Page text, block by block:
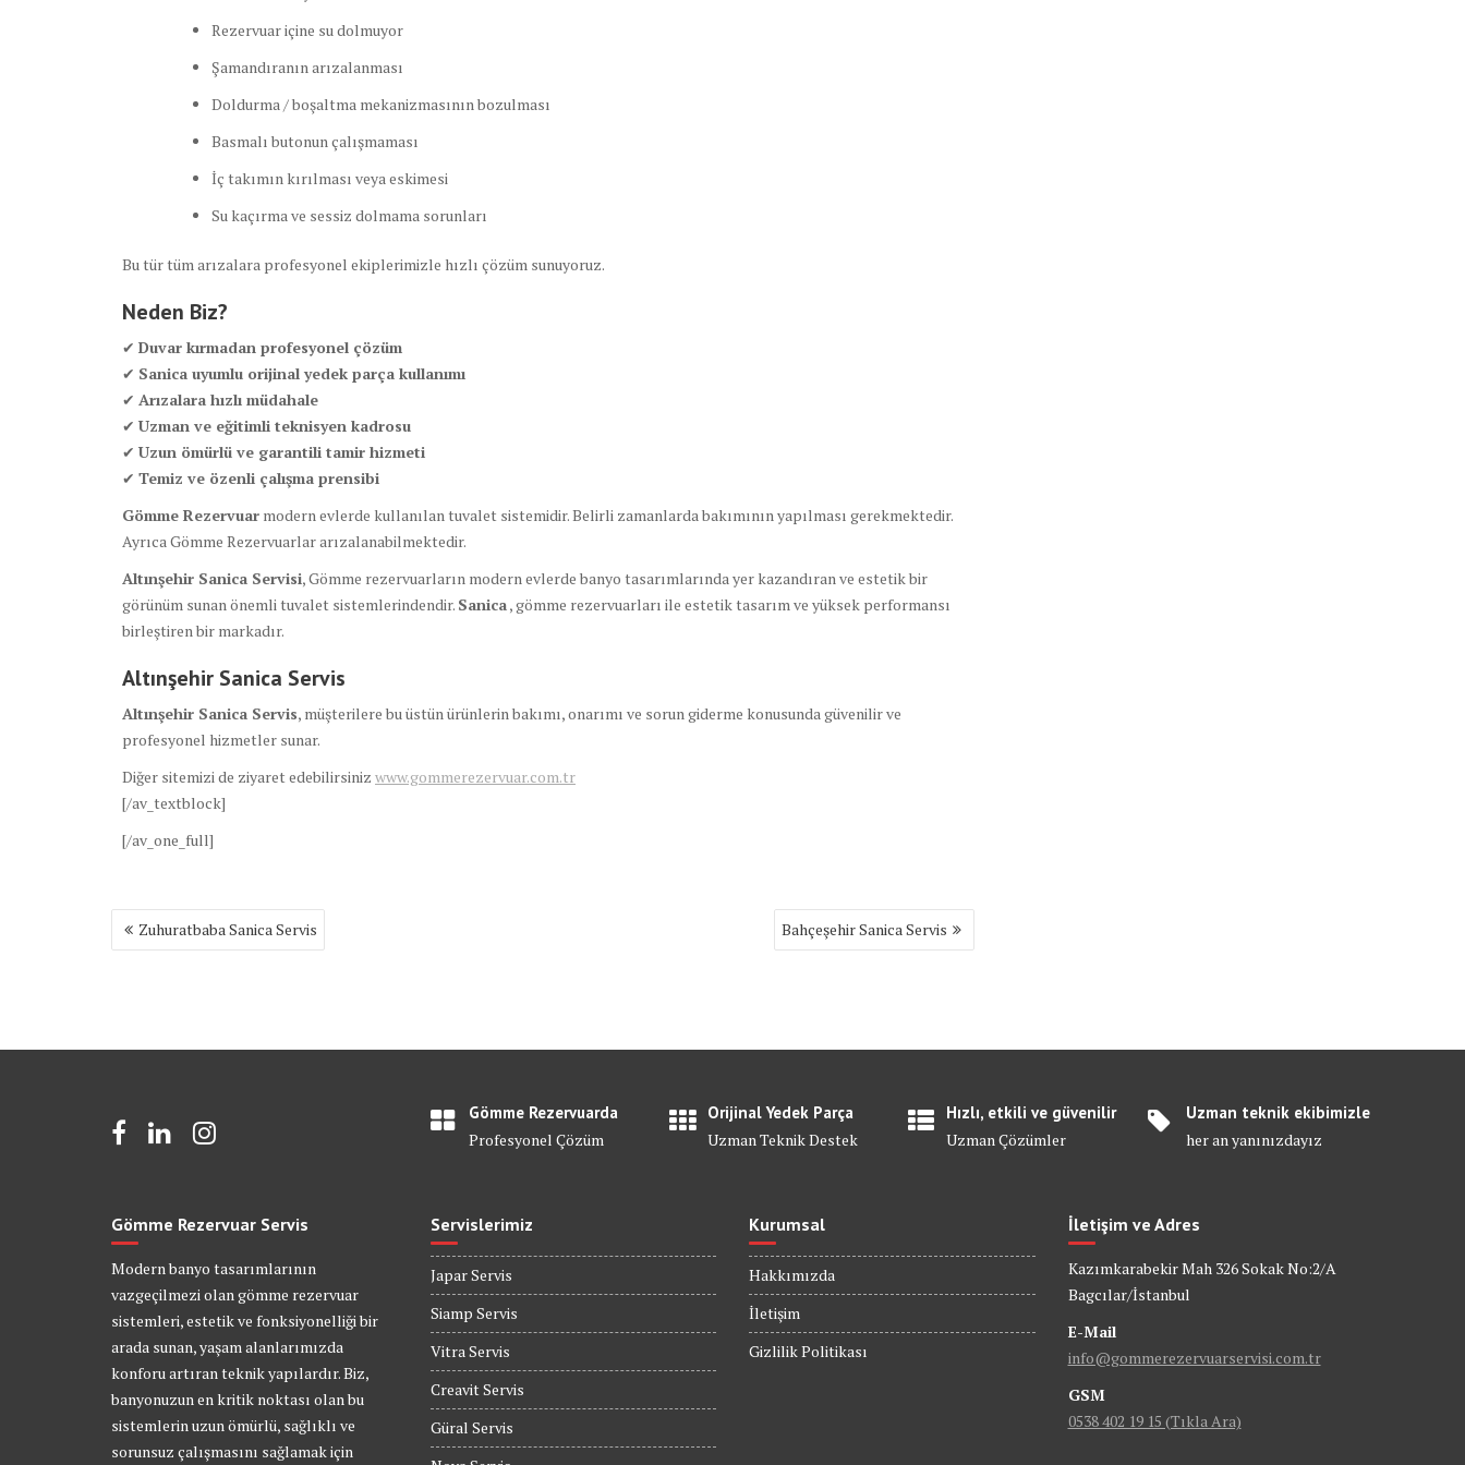
Rezervuar içine su dolmuyor
Şamandıranın arızalanması
Doldurma / boşaltma mekanizmasının bozulması
Basmalı butonun çalışmaması
İç takımın kırılması veya eskimesi
Su kaçırma ve sessiz dolmama sorunları
Bu tür tüm arızalara profesyonel ekiplerimizle hızlı çözüm sunuyoruz.
Neden Biz?
✔ Duvar kırmadan profesyonel çözüm
✔ Sanica uyumlu orijinal yedek parça kullanımı
✔ Arızalara hızlı müdahale
✔ Uzman ve eğitimli teknisyen kadrosu
✔ Uzun ömürlü ve garantili tamir hizmeti
✔ Temiz ve özenli çalışma prensibi
Gömme Rezervuar modern evlerde kullanılan tuvalet sistemidir. Belirli zamanlarda bakımının yapılması gerekmektedir.
Ayrıca Gömme Rezervuarlar arızalanabilmektedir.
Altınşehir Sanica Servisi, Gömme rezervuarların modern evlerde banyo tasarımlarında yer kazandıran ve estetik bir
görünüm sunan önemli tuvalet sistemlerindendir. Sanica, gömme rezervuarları ile estetik tasarım ve yüksek performansı
birleştiren bir markadır.
Altınşehir Sanica Servis
Altınşehir Sanica Servis, müşterilere bu üstün ürünlerin bakımı, onarımı ve sorun giderme konusunda güvenilir ve
profesyonel hizmetler sunar.
Diğer sitemizi de ziyaret edebilirsiniz www.gommerezervuar.com.tr
[/av_textblock]
[/av_one_full]
Yazı
gezinmesi
Zuhuratbaba Sanica Servis Bahçeşehir Sanica Servis
Gömme Rezervuarda
Profesyonel Çözüm
Orijinal Yedek Parça
Uzman Teknik Destek
Hızlı, etkili ve güvenilir
Uzman Çözümler
Uzman teknik ekibimizle
her an yanınızdayız
Gömme Rezervuar Servis
Modern banyo tasarımlarının
vazgeçilmezi olan gömme rezervuar
sistemleri, estetik ve fonksiyonelliği bir
arada sunan, yaşam alanlarımızda
konforu artıran teknik yapılardır. Biz,
banyonuzun en kritik noktası olan bu
sistemlerin uzun ömürlü, sağlıklı ve
sorunsuz çalışmasını sağlamak için
Servislerimiz
Japar Servis
Siamp Servis
Vitra Servis
Creavit Servis
Güral Servis
Kurumsal
Hakkımızda
İletişim
Gizlilik Politikası
İletişim ve Adres
Kazımkarabekir Mah 326 Sokak No:2/A
Bagcılar/İstanbul
E-Mail
info@gommerezervuarservisi.com.tr
GSM
0538 402 19 15 (Tıkla Ara)